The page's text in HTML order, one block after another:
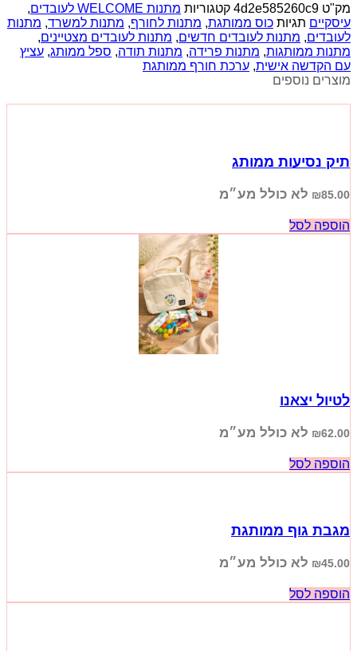
מק"ט 4d2e585260c9 קטגוריות מתנות WELCOME לעובדים
,
עיסקיים תגיות כוס ממותגת, מתנות לחורף, מתנות למשרד, מתנות
לעובדים, מתנות לעובדים חדשים, מתנות לעובדים מצטיינים,
מתנות ממותגות, מתנות פרידה, מתנות תודה, ספל ממותג, עציץ
עם הקדשה אישית, ערכת חורף ממותגת
מוצרים נוספים
תיק נסיעות ממותג
₪85.00 לא כולל מע״מ
הוספה לסל
לטיול יצאנו
₪62.00 לא כולל מע״מ
הוספה לסל
מגבת גוף ממותגת
₪45.00 לא כולל מע״מ
הוספה לסל